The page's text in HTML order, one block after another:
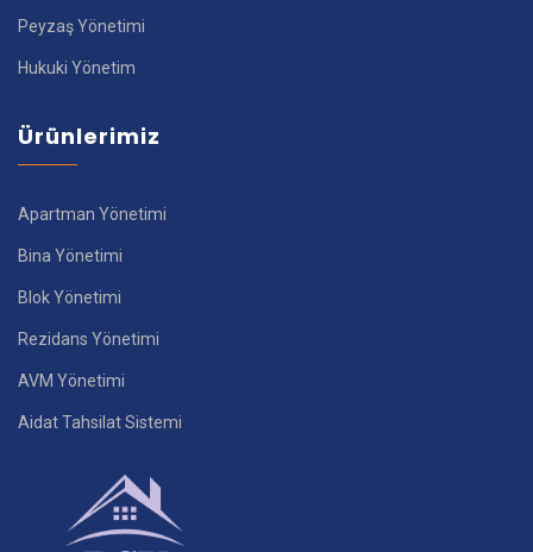
Peyzaş Yönetimi
Hukuki Yönetim
Ürünlerimiz
Apartman Yönetimi
Bina Yönetimi
Blok Yönetimi
Rezidans Yönetimi
AVM Yönetimi
Aidat Tahsilat Sistemi